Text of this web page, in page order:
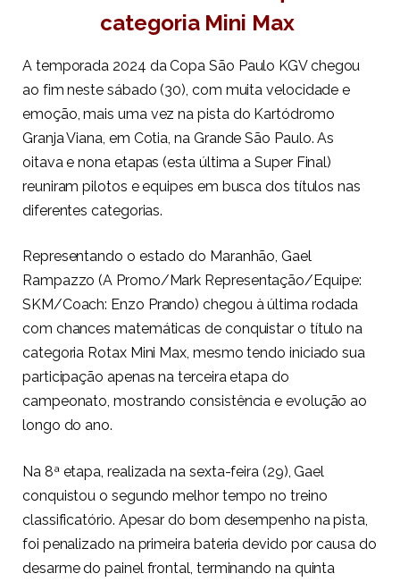
categoria Mini Max
A temporada 2024 da Copa São Paulo KGV chegou
ao fim neste sábado (30), com muita velocidade e
emoção, mais uma vez na pista do Kartódromo
Granja Viana, em Cotia, na Grande São Paulo. As
oitava e nona etapas (esta última a Super Final)
reuniram pilotos e equipes em busca dos títulos nas
diferentes categorias.
Representando o estado do Maranhão, Gael
Rampazzo (A Promo/Mark Representação/Equipe:
SKM/Coach: Enzo Prando) chegou à última rodada
com chances matemáticas de conquistar o título na
categoria Rotax Mini Max, mesmo tendo iniciado sua
participação apenas na terceira etapa do
campeonato, mostrando consistência e evolução ao
longo do ano.
Na 8ª etapa, realizada na sexta-feira (29), Gael
conquistou o segundo melhor tempo no treino
classificatório. Apesar do bom desempenho na pista,
foi penalizado na primeira bateria devido por causa do
desarme do painel frontal, terminando na quinta